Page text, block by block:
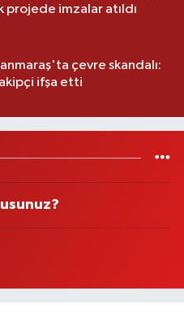
projede imzalar atıldı
çevre skandalı:
ifşa etti